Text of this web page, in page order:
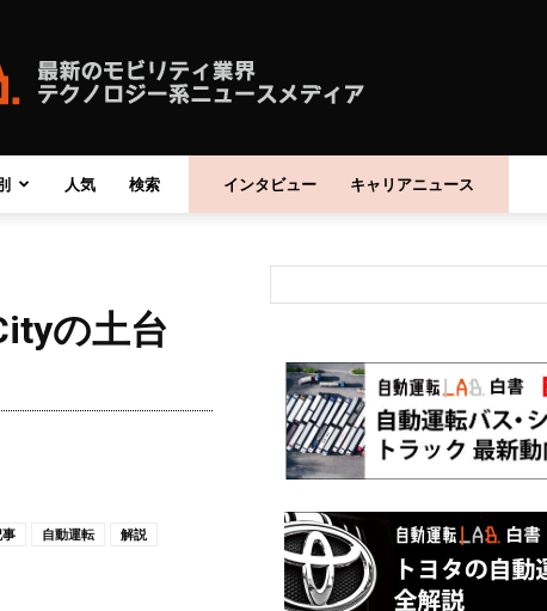
自
動
人気 検索 インタビュー キャリアニュース
の土台
自動運転 解説